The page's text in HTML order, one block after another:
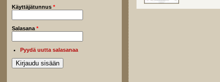
Käyttäjätunnus *
Salasana *
Pyydä uutta salasanaa